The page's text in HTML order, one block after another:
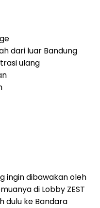
dari luar Bandung
ulang
ingin dibawakan oleh
di Lobby ZEST
dulu ke Bandara